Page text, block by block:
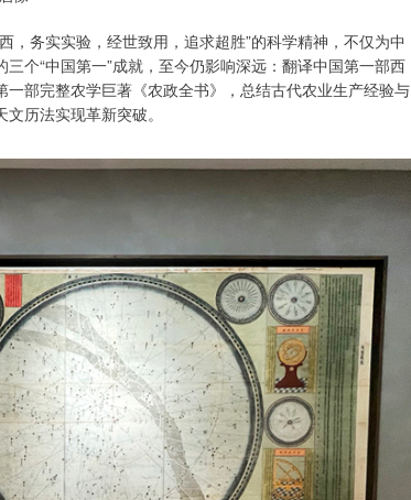
务实实验，经世致用，追求超胜”的科学精神，不仅为中
个“中国第一”成就，至今仍影响深远：翻译中国第一部西
部完整农学巨著《农政全书》，总结古代农业生产经验与
历法实现革新突破。